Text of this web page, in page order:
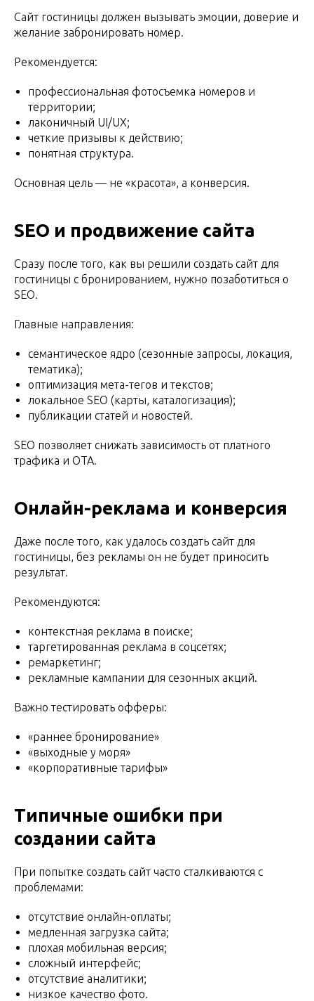
Сайт гостиницы должен вызывать эмоции, доверие и
желание забронировать номер.
Рекомендуется:
профессиональная фотосъемка номеров и
территории;
лаконичный UI/UX;
четкие призывы к действию;
понятная структура.
Основная цель — не «красота», а конверсия.
SEO и продвижение сайта
Сразу после того, как вы решили создать сайт для
гостиницы с бронированием, нужно позаботиться о
SEO.
Главные направления:
семантическое ядро (сезонные запросы, локация,
тематика);
оптимизация мета-тегов и текстов;
локальное SEO (карты, каталогизация);
публикации статей и новостей.
SEO позволяет снижать зависимость от платного
трафика и OTA.
Онлайн-реклама и конверсия
Даже после того, как удалось создать сайт для
гостиницы, без рекламы он не будет приносить
результат.
Рекомендуются:
контекстная реклама в поиске;
таргетированная реклама в соцсетях;
ремаркетинг;
рекламные кампании для сезонных акций.
Важно тестировать офферы:
«раннее бронирование»
«выходные у моря»
«корпоративные тарифы»
Типичные ошибки при
создании сайта
При попытке создать сайт часто сталкиваются с
проблемами:
отсутствие онлайн-оплаты;
медленная загрузка сайта;
плохая мобильная версия;
сложный интерфейс;
отсутствие аналитики;
низкое качество фото.